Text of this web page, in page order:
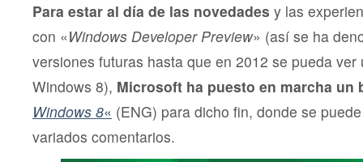
Para estar al día de las novedades y las
con «Windows Developer Preview» (así se ha
versiones futuras hasta que en 2012 se pueda
Windows 8), Microsoft ha puesto en marcha un
Windows 8« (ENG) para dicho fin, donde se
variados comentarios.